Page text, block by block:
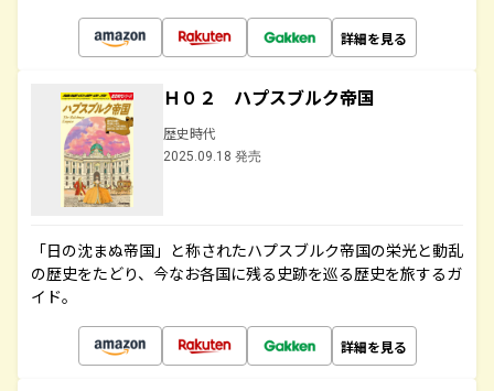
詳細を見る
Ｈ０２ ハプスブルク帝国
歴史時代
2025.09.18 発売
「日の沈まぬ帝国」と称されたハプスブルク帝国の栄光と動乱
の歴史をたどり、今なお各国に残る史跡を巡る歴史を旅するガ
イド。
詳細を見る